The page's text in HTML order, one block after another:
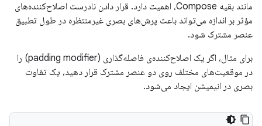
مانند بقیه Compose، اهمیت دارد. قرار دادن نادرست اصلاح‌کننده‌های
مؤثر بر اندازه می‌تواند باعث پرش‌های بصری غیرمنتظره در طول تطبیق
عنصر مشترک شود.
برای مثال، اگر یک اصلاح‌کننده‌ی فاصله‌گذاری (padding modifier) ​​را
در موقعیت‌های مختلف روی دو عنصر مشترک قرار دهید، یک تفاوت
بصری در انیمیشن ایجاد می‌شود.